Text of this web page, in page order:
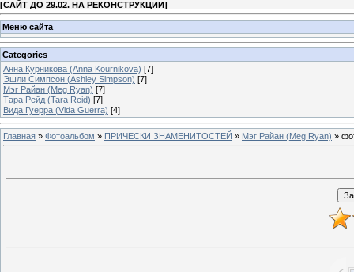
[САЙТ ДО 29.02. НА РЕКОНСТРУКЦИИ]
Меню сайта
Categories
Анна Курникова (Anna Kournikova) [7]
Эшли Симпсон (Ashley Simpson) [7]
Мэг Райан (Meg Ryan) [7]
Тара Рейд (Tara Reid) [7]
Вида Гуерра (Vida Guerra) [4]
Главная » Фотоальбом » ПРИЧЕСКИ ЗНАМЕНИТОСТЕЙ » Мэг Райан (Meg Ryan) »